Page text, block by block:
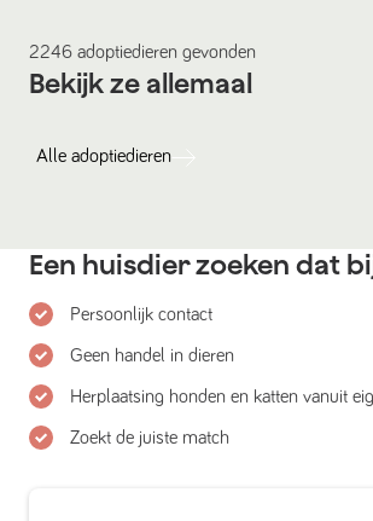
2246 adoptiedieren gevonden
Bekijk ze allemaal
Alle adoptiedieren
Een huisdier zoeken dat
Persoonlijk contact
Geen handel in dieren
Herplaatsing honden en katten vanuit
Zoekt de juiste match